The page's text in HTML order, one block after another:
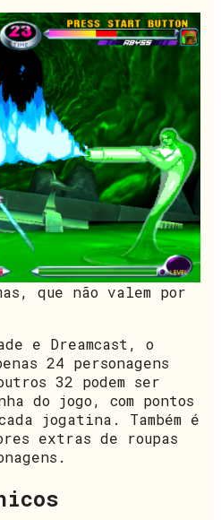
que não valem por
e Dreamcast, o
24 personagens
32 podem ser
do jogo, com pontos
jogatina. Também é
extras de roupas